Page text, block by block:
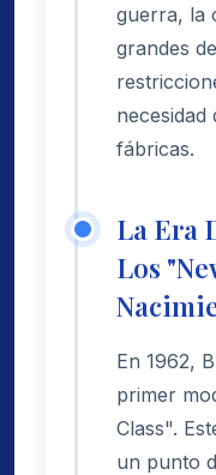
guerra, la
grandes
fábricas.
La Era
Los
En 1962,
primer
Class".
un punto